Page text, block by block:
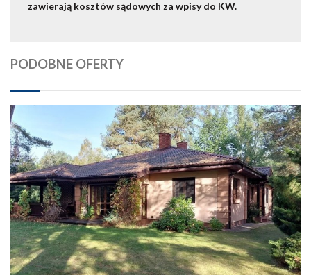
zawierają kosztów sądowych za wpisy do KW.
PODOBNE OFERTY